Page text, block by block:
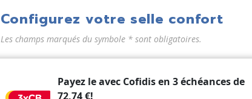
Configurez votre selle confort
Les champs marqués du symbole * sont obligatoires.
Payez le avec Cofidis en 3 échéances de
72,74€!